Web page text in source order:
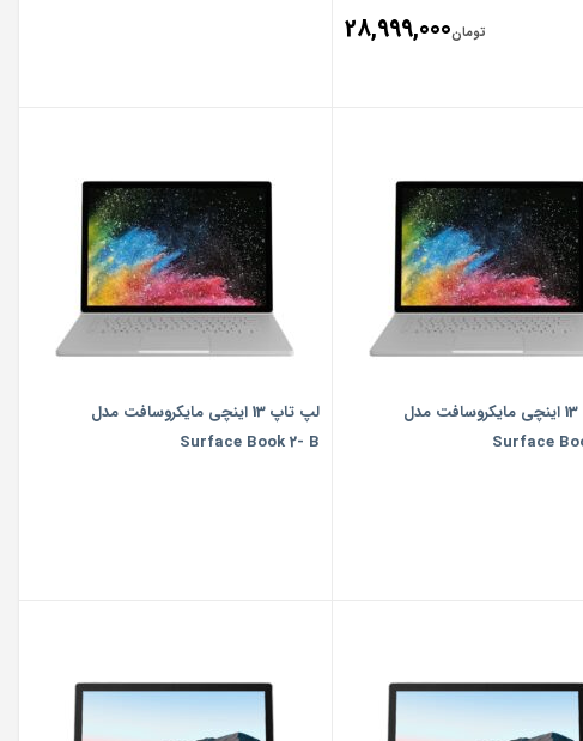
تومان28,999,000
لپ تاپ 13 اینچی مایکروسافت مدل
Surface
لپ تاپ 13 اینچی مایکروسافت مدل
Surface Book 2- B